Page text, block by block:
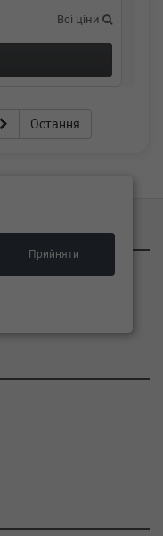
Всі ціни
Остання
Прийняти